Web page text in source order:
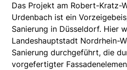
Das Projekt am Robert-Kratz-
Urdenbach ist ein
Sanierung in Düsseldorf. Hier
Landeshauptstadt Nordrhein-
Sanierung durchgeführt, die
vorgefertigter